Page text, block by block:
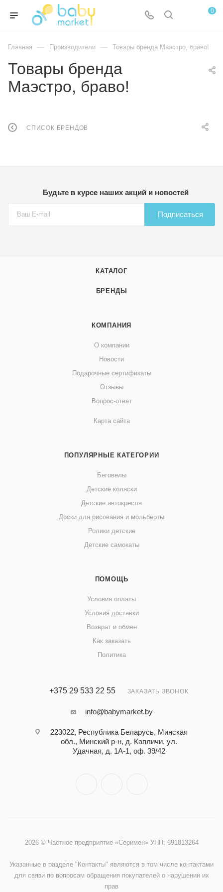
0
Главная — Производители — Товары бренда Маэстро, браво!
Товары бренда
Маэстро, браво!
СПИСОК БРЕНДОВ
Будьте в курсе наших акций и новостей
Подписаться
КАТАЛОГ
БРЕНДЫ
КОМПАНИЯ
О компании
Новости
Подарочные сертификаты
Отзывы
Вопрос-ответ
Карта сайта
ПОПУЛЯРНЫЕ КАТЕГОРИИ
Беговелы
Детские коляски
Детские автокресла
Доски для рисования и мольберты
Ролики детские
Детские самокаты
ПОМОЩЬ
Условия оплаты
Условия доставки
Возврат и обмен
Как заказать
Политика
+375 29 533 22 55 ЗАКАЗАТЬ ЗВОНОК
info@babymarket.by
223022, Республика Беларусь, Минская
обл., Минский р-н, д. Капличи, ул.
Удачная, д. 1А-1, оф. 39/42
2026 © Частное предприятие «Серимен» УНП: 691813264
Указанные в разделе "Контакты" являются в том числе контактами
для связи по вопросам обращения покупателей о нарушении их
прав